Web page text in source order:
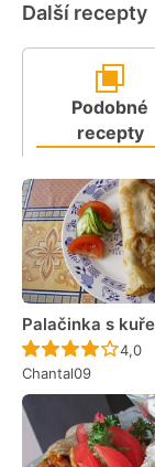
Další recepty
Podobné
recepty
Palačinka s
4,0
Chantal09